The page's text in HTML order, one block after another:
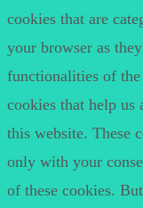
cookies that are
your browser as
functionalities of
cookies that help us
this website. These
only with your
of these cookies.